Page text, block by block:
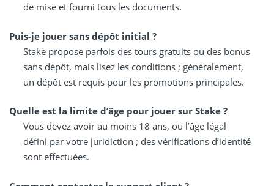
de mise et fourni tous les documents.
Puis-je jouer sans dépôt initial ?
Stake propose parfois des tours gratuits ou des bonus
sans dépôt, mais lisez les conditions ; généralement,
un dépôt est requis pour les promotions principales.
Quelle est la limite d’âge pour jouer sur Stake ?
Vous devez avoir au moins 18 ans, ou l’âge légal
défini par votre juridiction ; des vérifications d’identité
sont effectuées.